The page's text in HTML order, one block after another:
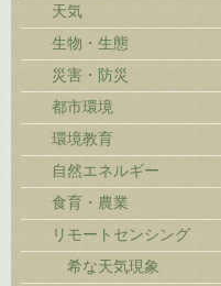
天気
生物・生態
災害・防災
都市環境
環境教育
自然エネルギー
食育・農業
リモートセンシング
希な天気現象